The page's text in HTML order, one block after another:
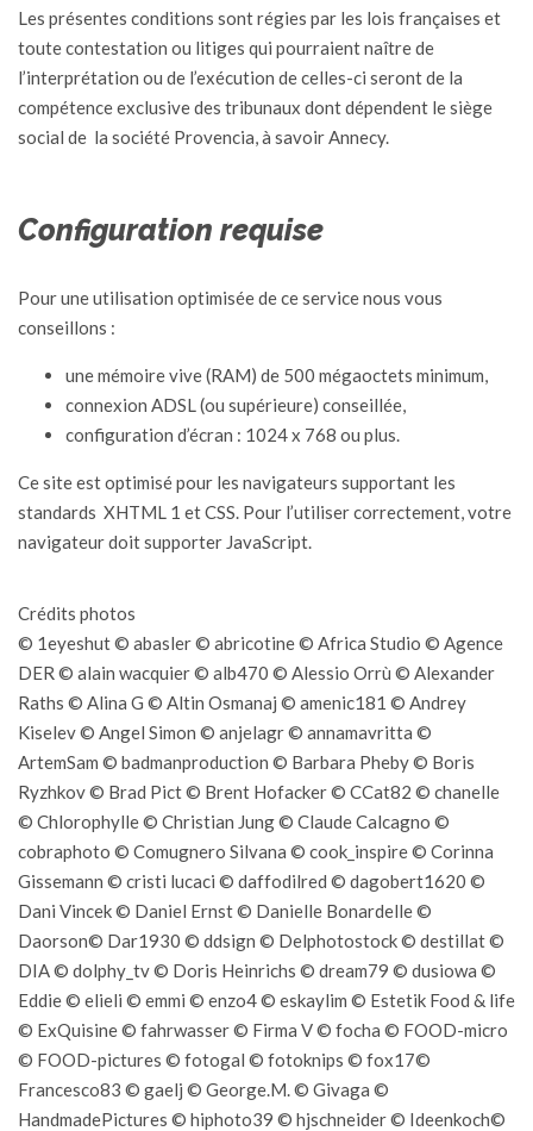
Les présentes conditions sont régies par les lois françaises et
toute contestation ou litiges qui pourraient naître de
l’interprétation ou de l’exécution de celles-ci seront de la
compétence exclusive des tribunaux dont dépendent le siège
social de la société Provencia, à savoir Annecy.
Configuration requise
Pour une utilisation optimisée de ce service nous vous
conseillons :
une mémoire vive (RAM) de 500 mégaoctets minimum,
connexion ADSL (ou supérieure) conseillée,
configuration d’écran : 1024 x 768 ou plus.
Ce site est optimisé pour les navigateurs supportant les
standards XHTML 1 et CSS. Pour l’utiliser correctement, votre
navigateur doit supporter JavaScript.
Crédits photos
© 1eyeshut © abasler © abricotine © Africa Studio © Agence
DER © alain wacquier © alb470 © Alessio Orrù © Alexander
Raths © Alina G © Altin Osmanaj © amenic181 © Andrey
Kiselev © Angel Simon © anjelagr © annamavritta ©
ArtemSam © badmanproduction © Barbara Pheby © Boris
Ryzhkov © Brad Pict © Brent Hofacker © CCat82 © chanelle
© Chlorophylle © Christian Jung © Claude Calcagno ©
cobraphoto © Comugnero Silvana © cook_inspire © Corinna
Gissemann © cristi lucaci © daffodilred © dagobert1620 ©
Dani Vincek © Daniel Ernst © Danielle Bonardelle ©
Daorson© Dar1930 © ddsign © Delphotostock © destillat ©
DIA © dolphy_tv © Doris Heinrichs © dream79 © dusiowa ©
Eddie © elieli © emmi © enzo4 © eskaylim © Estetik Food & life
© ExQuisine © fahrwasser © Firma V © focha © FOOD-micro
© FOOD-pictures © fotogal © fotoknips © fox17©
Francesco83 © gaelj © George.M. © Givaga ©
HandmadePictures © hiphoto39 © hjschneider © Ideenkoch©